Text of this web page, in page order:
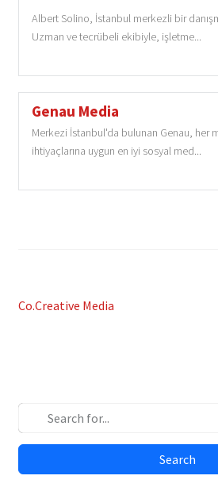
Albert Solino, İstanbul merkezli bir
Uzman ve tecrübeli ekibiyle, işletme...
Genau Media
Merkezi İstanbul'da bulunan Genau, her
ihtiyaçlarına uygun en iyi sosyal med...
Post
Previous
Co.Creative Media
Search